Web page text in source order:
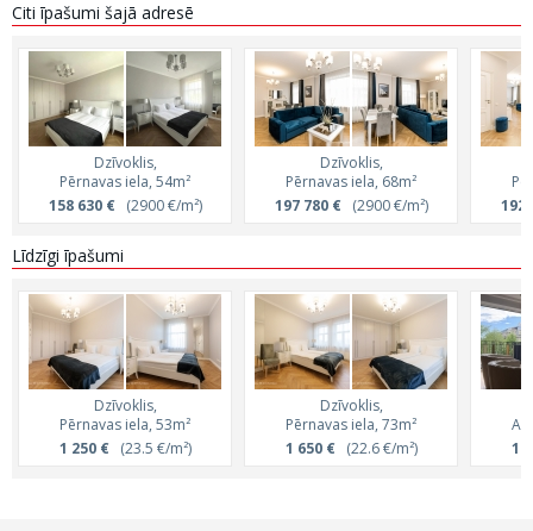
Citi īpašumi šajā adresē
Dzīvoklis,
Pērnavas iela, 54m²
158 630 €(2900 €/m²)
Dzīvoklis,
Pērnavas iela, 68m²
197 780 €(2900 €/m²)
192
Līdzīgi īpašumi
Dzīvoklis,
Pērnavas iela, 53m²
1 250 €(23.5 €/m²)
Dzīvoklis,
Pērnavas iela, 73m²
1 650 €(22.6 €/m²)
1